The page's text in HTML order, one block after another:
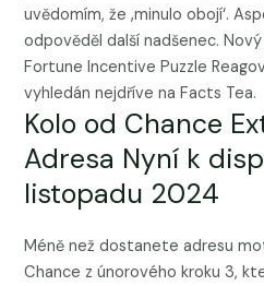
uvědomím, že ‚minulo obojí‘.
odpověděl další nadšenec.
Fortune Incentive Puzzle
vyhledán nejdříve na Facts Tea.
Kolo od Chance
Adresa Nyní k
listopadu 2024
Méně než dostanete adresu
Chance z únorového kroku 3,